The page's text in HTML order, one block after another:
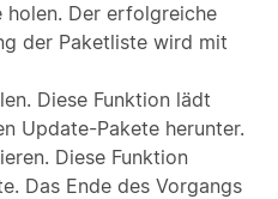
holen. Der erfolgreiche
der Paketliste wird mit
Diese Funktion lädt
Update-Pakete herunter.
Diese Funktion
Das Ende des Vorgangs